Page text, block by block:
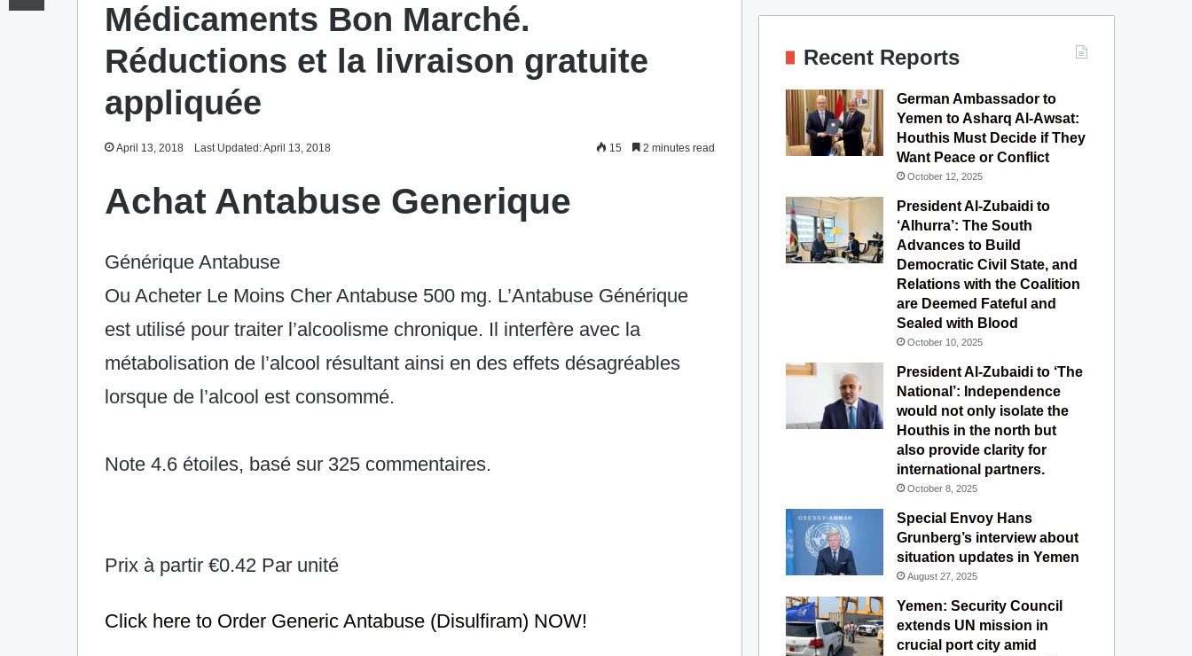
Médicaments Bon Marché.
Réductions et la livraison gratuite
appliquée
April 13, 2018 Last Updated: April 13, 2018 15 2 minutes read
Achat Antabuse Generique
Générique Antabuse
Ou Acheter Le Moins Cher Antabuse 500 mg. L’Antabuse Générique
est utilisé pour traiter l’alcoolisme chronique. Il interfère avec la
métabolisation de l’alcool résultant ainsi en des effets désagréables
lorsque de l’alcool est consommé.
Note 4.6 étoiles, basé sur 325 commentaires.
Prix à partir €0.42 Par unité
Click here to Order Generic Antabuse (Disulfiram) NOW!
c
e
o
o
u
T
b
e
s
g
r
m
l
r
a
S
Recent Reports
German Ambassador to
Yemen to Asharq Al-Awsat:
Houthis Must Decide if They
Want Peace or Conflict
October 12, 2025
President Al-Zubaidi to
‘Alhurra’: The South
Advances to Build
Democratic Civil State, and
Relations with the Coalition
are Deemed Fateful and
Sealed with Blood
October 10, 2025
President Al-Zubaidi to ‘The
National’: Independence
would not only isolate the
Houthis in the north but
also provide clarity for
international partners.
October 8, 2025
Special Envoy Hans
Grunberg’s interview about
situation updates in Yemen
August 27, 2025
Yemen: Security Council
extends UN mission in
crucial port city amid